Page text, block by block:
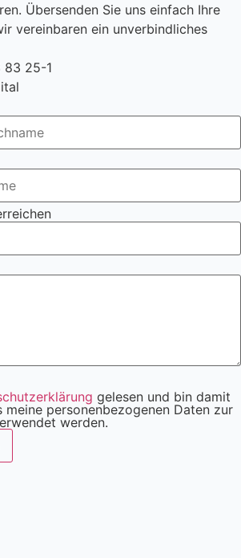
Übersenden Sie uns einfach Ihre
vereinbaren ein unverbindliches
25-1
gelesen und bin damit
meine personenbezogenen Daten zur
werden.